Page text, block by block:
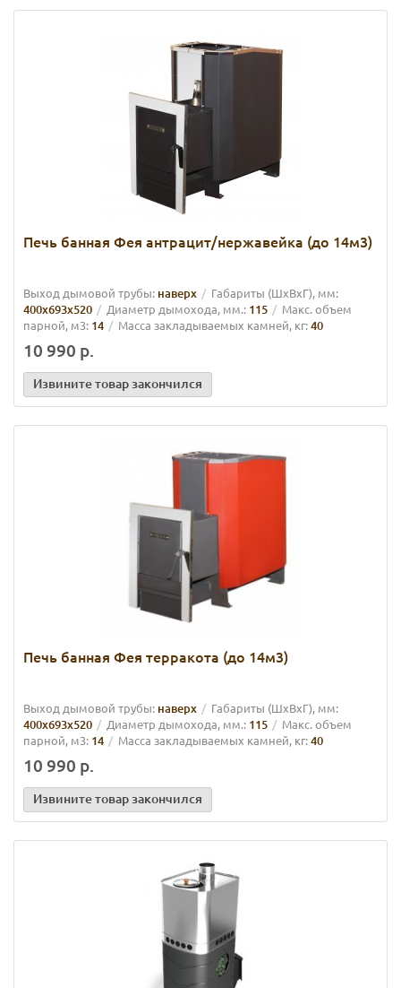
Печь банная Фея антрацит/нержавейка (до 14м3)
Выход дымовой трубы: наверх Габариты (ШхВхГ), мм:
400x693x520 Диаметр дымохода, мм.: 115
Макс. объем
парной, м3: 14 Масса закладываемых камней, кг:40
10 990 р.
Извините товар закончился
Печь банная Фея терракота (до 14м3)
Выход дымовой трубы: наверх Габариты (ШхВхГ), мм:
400x693x520 Диаметр дымохода, мм.: 115
Макс. объем
парной, м3: 14 Масса закладываемых камней, кг:40
10 990 р.
Извините товар закончился